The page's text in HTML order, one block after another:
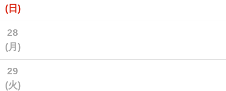
(日)
28
(月)
29
(火)